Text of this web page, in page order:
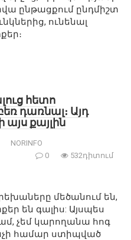
ընթացքում ընդմիշտ
ունենալ
հետո
դառնալ։ Այդ
քայլին
NORINFO
0
532դիտում
մեծանում են,
են գալիս: Այսպես
չեմ կարողանա հոգ
համար ստիպված